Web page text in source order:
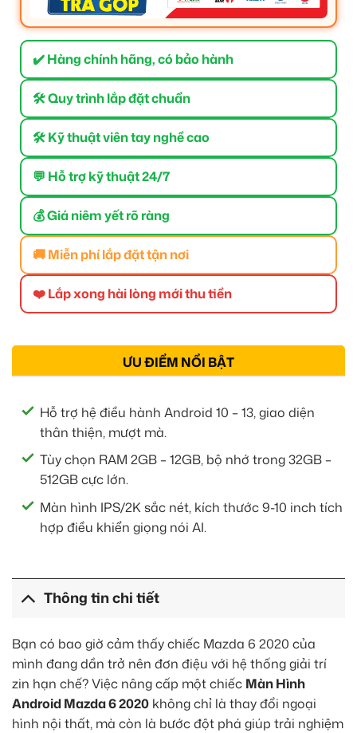
✔️ Hàng chính hãng, có bảo hành
🛠 Quy trình lắp đặt chuẩn
🛠 Kỹ thuật viên tay nghề cao
💬 Hỗ trợ kỹ thuật 24/7
💰 Giá niêm yết rõ ràng
🚚 Miễn phí lắp đặt tận nơi
❤️ Lắp xong hài lòng mới thu tiền
ƯU ĐIỂM NỔI BẬT
Hỗ trợ hệ điều hành Android 10 – 13, giao diện
thân thiện, mượt mà.
Tùy chọn RAM 2GB – 12GB, bộ nhớ trong 32GB –
512GB cực lớn.
Màn hình IPS/2K sắc nét, kích thước 9-10 inch tích
hợp điều khiển giọng nói AI.
Thông tin chi tiết
Bạn có bao giờ cảm thấy chiếc Mazda 6 2020 của
mình đang dần trở nên đơn điệu với hệ thống giải trí
zin hạn chế? Việc nâng cấp một chiếc Màn Hình
Android Mazda 6 2020 không chỉ là thay đổi ngoại
hình nội thất, mà còn là bước đột phá giúp trải nghiệm